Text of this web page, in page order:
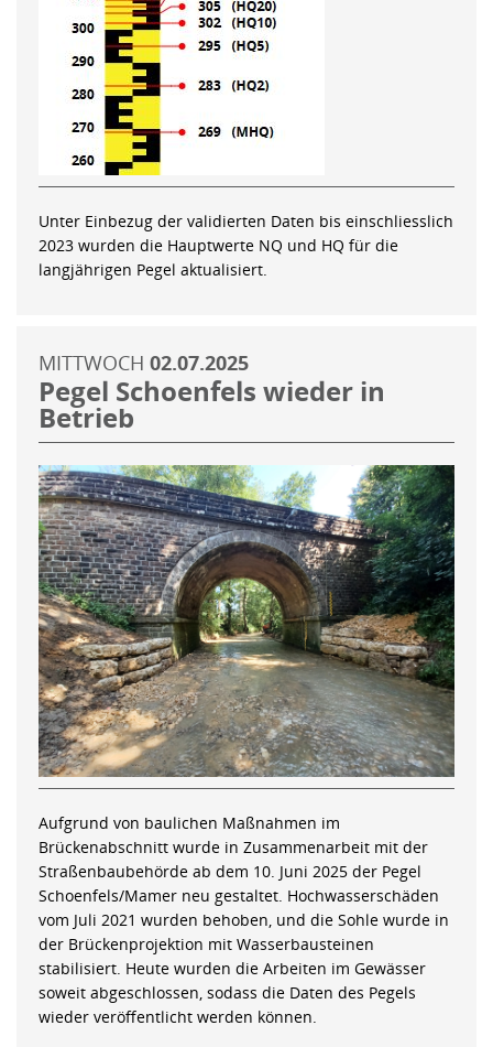
Unter Einbezug der validierten Daten bis einschliesslich
2023 wurden die Hauptwerte NQ und HQ für die
langjährigen Pegel aktualisiert.
MITTWOCH 02.07.2025
Pegel Schoenfels wieder in
Betrieb
Aufgrund von baulichen Maßnahmen im
Brückenabschnitt wurde in Zusammenarbeit mit der
Straßenbaubehörde ab dem 10. Juni 2025 der Pegel
Schoenfels/Mamer neu gestaltet. Hochwasserschäden
vom Juli 2021 wurden behoben, und die Sohle wurde in
der Brückenprojektion mit Wasserbausteinen
stabilisiert. Heute wurden die Arbeiten im Gewässer
soweit abgeschlossen, sodass die Daten des Pegels
wieder veröffentlicht werden können.